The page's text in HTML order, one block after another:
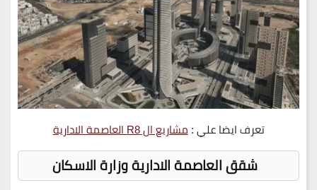
تعرف ايضا علي :مشاريع ال R8 العاصمة الادارية
شقق العاصمة الادارية وزارة الاسكان